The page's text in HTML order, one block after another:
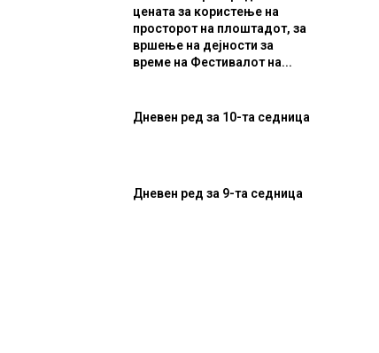
цената за користење на
просторот на плоштадот, за
вршење на дејности за
време на Фестивалот на...
Дневен ред за 10-та седница
Дневен ред за 9-та седница